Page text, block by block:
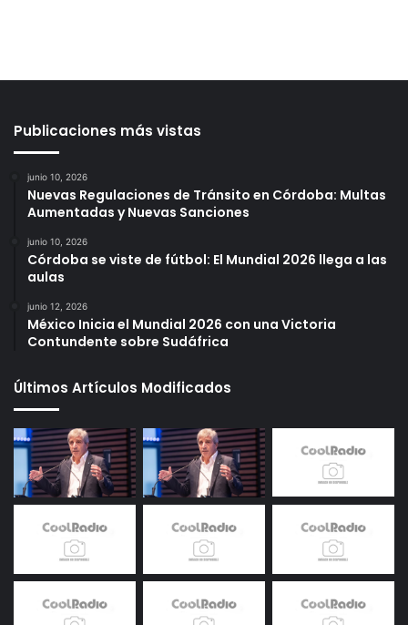
Publicaciones más vistas
junio 10, 2026
Nuevas Regulaciones de Tránsito en Córdoba: Multas
Aumentadas y Nuevas Sanciones
junio 10, 2026
Córdoba se viste de fútbol: El Mundial 2026 llega a las
aulas
junio 12, 2026
México Inicia el Mundial 2026 con una Victoria
Contundente sobre Sudáfrica
Últimos Artículos Modificados